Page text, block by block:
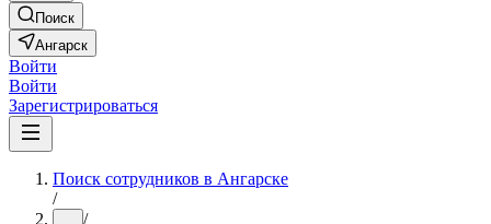
Поиск
Ангарск
Войти
Войти
Зарегистрироваться
Поиск сотрудников в Ангарске
/
... /